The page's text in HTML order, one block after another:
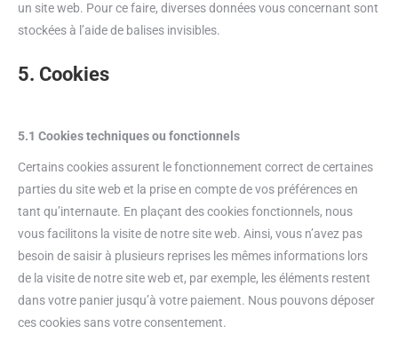
un site web. Pour ce faire, diverses données vous concernant sont
stockées à l’aide de balises invisibles.
5. Cookies
5.1 Cookies techniques ou fonctionnels
Certains cookies assurent le fonctionnement correct de certaines
parties du site web et la prise en compte de vos préférences en
tant qu’internaute. En plaçant des cookies fonctionnels, nous
vous facilitons la visite de notre site web. Ainsi, vous n’avez pas
besoin de saisir à plusieurs reprises les mêmes informations lors
de la visite de notre site web et, par exemple, les éléments restent
dans votre panier jusqu’à votre paiement. Nous pouvons déposer
ces cookies sans votre consentement.